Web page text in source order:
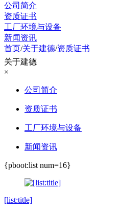
公司简介
资质证书
工厂环境与设备
新闻资讯
首页/关于建德/资质证书
关于建德
×
公司简介
资质证书
工厂环境与设备
新闻资讯
{pboot:list num=16}
[list:title]